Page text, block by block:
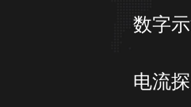
数字
电流